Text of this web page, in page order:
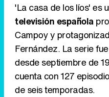
'La casa de los líos' es
televisión española
Campoy y
Fernández. La serie fue
desde septiembre de
cuenta con 127
de seis temporadas.